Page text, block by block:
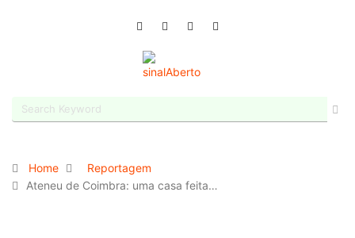
Home
Reportagem
Ateneu de Coimbra: uma casa feita…